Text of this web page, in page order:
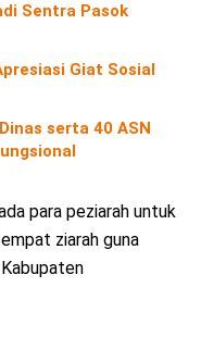
Sentra Pasok
Giat Sosial
serta 40 ASN
para peziarah untuk
ziarah guna